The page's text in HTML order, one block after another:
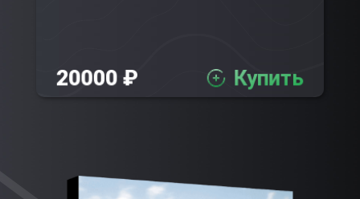
20000 ₽ Купить